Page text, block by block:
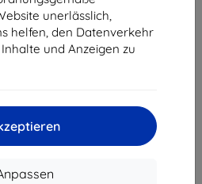
unerlässlich,
helfen, den Datenverkehr
und Anzeigen zu
«